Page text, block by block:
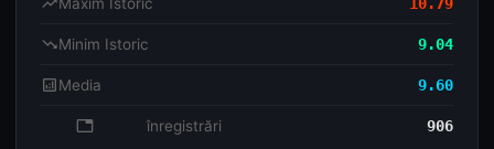
trending_downMinim Istoric 9.04
analyticsMedia 9.60
database înregistrări 906